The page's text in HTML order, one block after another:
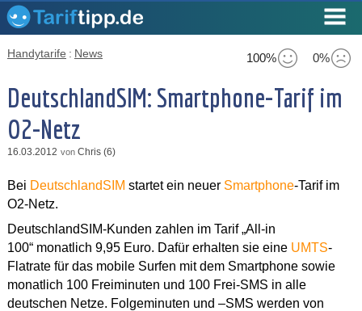
100% 0%
Handytarife : News
DeutschlandSIM: Smartphone-Tarif im
O2-Netz
16.03.2012 von Chris (6)
Bei DeutschlandSIM startet ein neuer Smartphone-Tarif im
O2-Netz.
DeutschlandSIM-Kunden zahlen im Tarif „All-in
100“ monatlich 9,95 Euro. Dafür erhalten sie eine UMTS-
Flatrate für das mobile Surfen mit dem Smartphone sowie
monatlich 100 Freiminuten und 100 Frei-SMS in alle
deutschen Netze. Folgeminuten und –SMS werden von